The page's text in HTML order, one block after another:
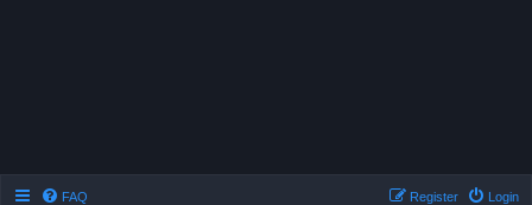
FAQ Login
Register